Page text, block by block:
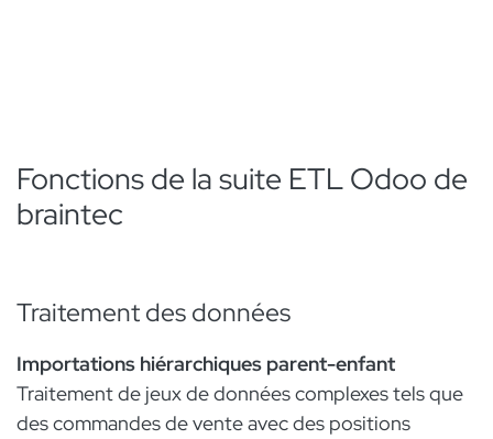
Fonctions de la suite ETL Odoo de
braintec
Traitement des données​
Importations hiérarchiques parent-enfant
Traitement de jeux de données complexes tels que
des commandes de vente avec des positions